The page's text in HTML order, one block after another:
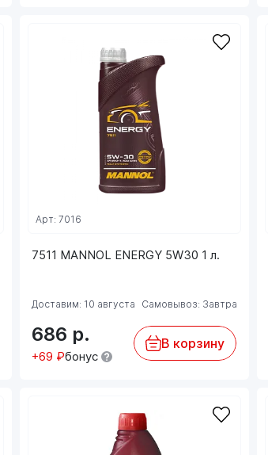
7511 MANNOL ENERGY 5W30 1 л.
Арт: 7016
Доставим: 10 августа Самовывоз: Завтра
686 р.
+69 ₽бонус
В корзину